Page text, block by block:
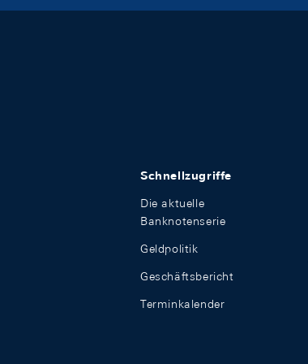
Schnellzugriffe
Die aktuelle
Banknotenserie
Geldpolitik
Geschäftsbericht
Terminkalender